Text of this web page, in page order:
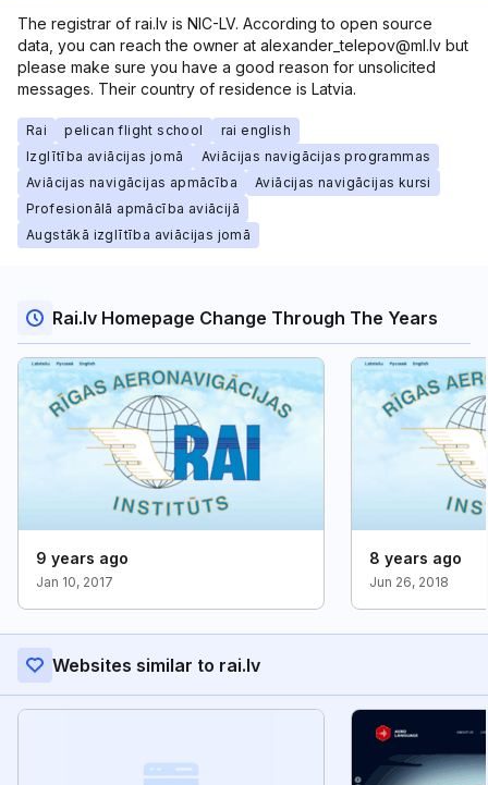
The registrar of rai.lv is NIC-LV. According to open source
data, you can reach the owner at alexander_telepov@ml.lv but
please make sure you have a good reason for unsolicited
messages. Their country of residence is Latvia.
Rai pelican flight school
rai english
Izglītība aviācijas jomā
Aviācijas navigācijas programmas
Aviācijas navigācijas apmācība
Aviācijas navigācijas kursi
Profesionālā apmācība aviācijā
Augstākā izglītība aviācijas jomā
Rai.lv Homepage Change Through The Years
9 years ago
Jan 10, 2017
8 years ago
Jun 26, 2018
Websites similar to rai.lv